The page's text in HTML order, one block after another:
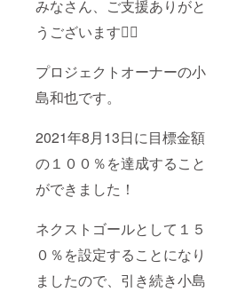
みなさん、ご支援ありがと
うございます🙇‍♂️
プロジェクトオーナーの小
島和也です。
2021年8月13日に目標金額
の１００％を達成すること
ができました！
ネクストゴールとして１５
０％を設定することになり
ましたので、引き続き小島